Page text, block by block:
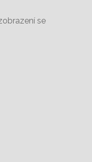
se